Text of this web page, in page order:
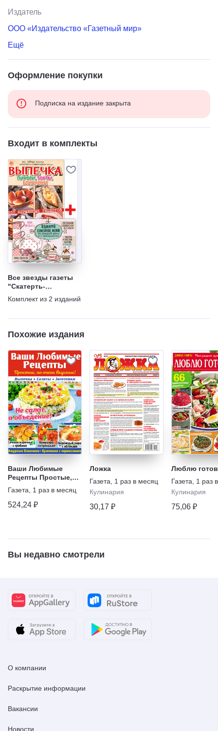
Издатель
ООО «Издательство «Газетный мир»
Ещё
Оформление покупки
Подписка на издание закрыта
Входит в комплекты
Все звезды газеты
"Скатерть-
самобранка" +
Подарок: Планер /
Комплект из 2 изданий
Похожие издания
Ваши Любимые
Рецепты Простые,
но очень вкусные!
Выпечка, Салаты,
Заготовки
Газета 1 раз в месяц
524,24 ₽
Ложка
Газета
1 раз в месяц
Кулинария
30,17 ₽
Люблю
Газета
1 раз
Кулинария
75,06 ₽
Вы недавно смотрели
О компании
Раскрытие информации
Вакансии
Новости